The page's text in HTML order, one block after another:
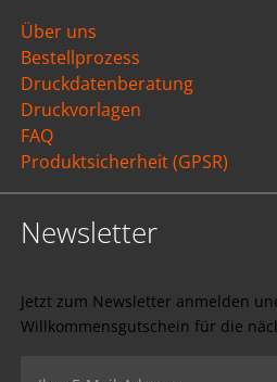
Über uns
Bestellprozess
Druckdatenberatung
Druckvorlagen
FAQ
Produktsicherheit (GPSR)
Newsletter
Jetzt zum Newsletter anmelden
Willkommensgutschein für die